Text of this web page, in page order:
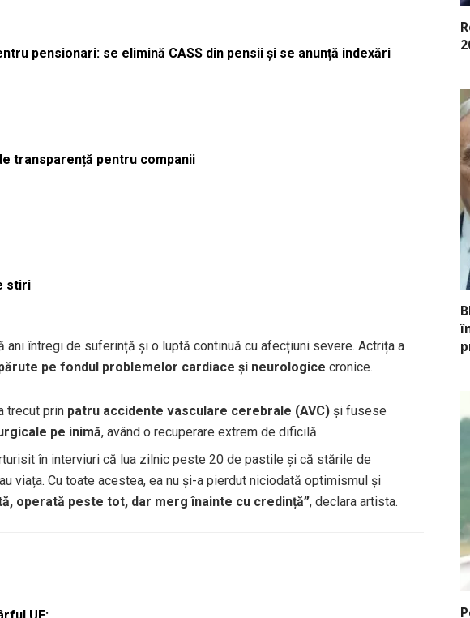
pensionari: se elimină CASS din pensii și se anunță indexări
transparență pentru companii
stiri
ani întregi de suferință și o luptă continuă cu afecțiuni severe. Actrița a
pe fondul problemelor cardiace și neurologice cronice.
trecut prin patru accidente vasculare cerebrale (AVC) și fusese
pe inimă, având o recuperare extrem de dificilă.
în interviuri că lua zilnic peste 20 de pastile și că stările de
viața. Cu toate acestea, ea nu și-a pierdut niciodată optimismul și
operată peste tot, dar merg înainte cu credință”, declara artista.